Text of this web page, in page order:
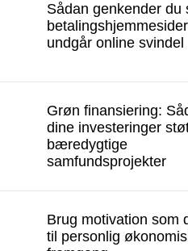
Sådan genkender du
undgår online svindel
Grøn finansiering:
dine investeringer
bæredygtige
samfundsprojekter
Brug motivation som
til personlig